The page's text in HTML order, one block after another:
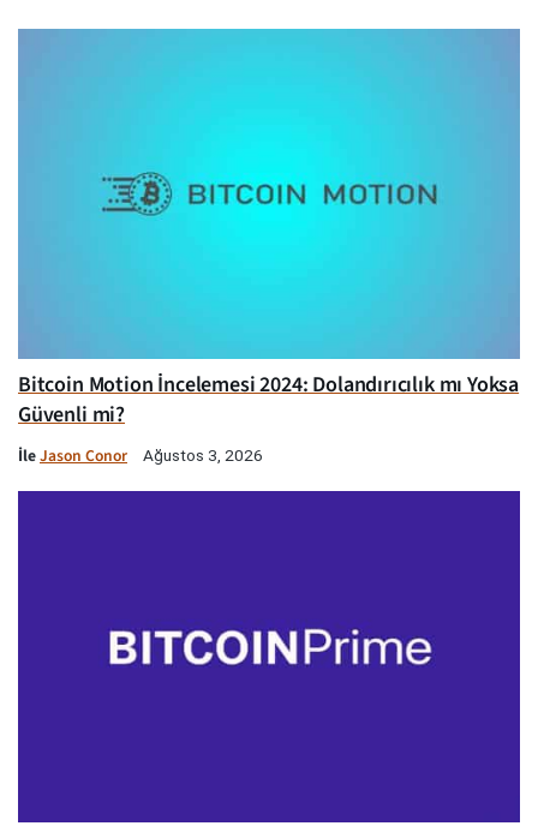
Bitcoin Motion İncelemesi 2024: Dolandırıcılık mı Yoksa
Güvenli mi?
İleJason Conor Ağustos 3, 2026